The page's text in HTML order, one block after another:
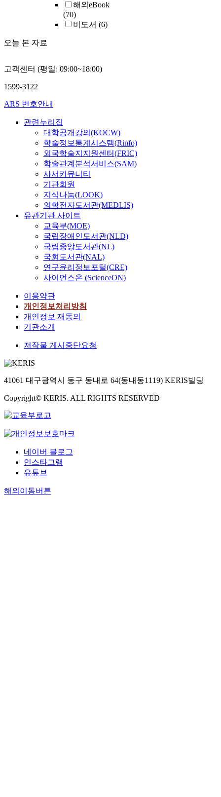
해외eBook
(70)
비도서 (6)
오늘 본 자료
고객센터 (평일: 09:00~18:00)
1599-3122
ARS 번호안내
관련누리집
대학공개강의(KOCW)
학술정보통계시스템(Rinfo)
외국학술지지원센터(FRIC)
학술관계분석서비스(SAM)
사서커뮤니티
기관회원
지식나눔(LOOK)
의학전자도서관(MEDLIS)
유관기관 사이트
교육부(MOE)
국립장애인도서관(NLD)
국립중앙도서관(NL)
국회도서관(NAL)
연구윤리정보포털(CRE)
사이언스온 (ScienceON)
이용약관
개인정보처리방침
개인정보 재동의
기관소개
저작물 게시중단요청
41061 대구광역시 동구 동내로 64(동내동1119) KERIS빌딩
Copyright© KERIS. ALL RIGHTS RESERVED
네이버 블로그
인스타그램
유튜브
해외이동버튼